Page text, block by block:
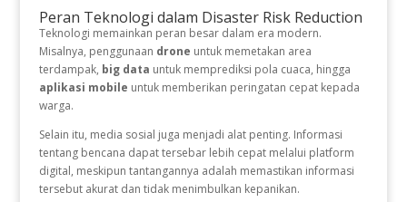
Peran Teknologi dalam Disaster Risk Reduction
Teknologi memainkan peran besar dalam era modern.
Misalnya, penggunaan drone untuk memetakan area
terdampak, big data untuk memprediksi pola cuaca, hingga
aplikasi mobile untuk memberikan peringatan cepat kepada
warga.
Selain itu, media sosial juga menjadi alat penting. Informasi
tentang bencana dapat tersebar lebih cepat melalui platform
digital, meskipun tantangannya adalah memastikan informasi
tersebut akurat dan tidak menimbulkan kepanikan.